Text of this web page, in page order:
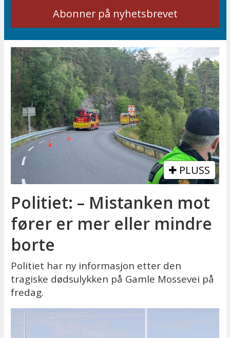
PLUSS
Politiet: – Mistanken mot
fører er mer eller mindre
borte
Politiet har ny informasjon etter den
tragiske dødsulykken på Gamle Mossevei på
fredag.